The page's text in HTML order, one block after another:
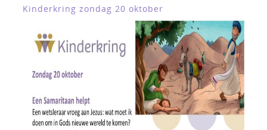
Kinderkring zondag 20 oktober